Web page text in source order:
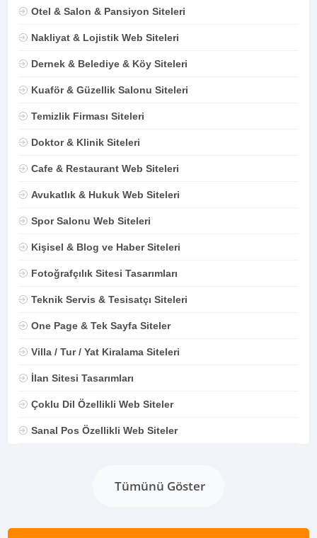
Otel & Salon & Pansiyon Siteleri
Nakliyat & Lojistik Web Siteleri
Dernek & Belediye & Köy Siteleri
Kuaför & Güzellik Salonu Siteleri
Temizlik Firması Siteleri
Doktor & Klinik Siteleri
Cafe & Restaurant Web Siteleri
Avukatlık & Hukuk Web Siteleri
Spor Salonu Web Siteleri
Kişisel & Blog ve Haber Siteleri
Fotoğrafçılık Sitesi Tasarımları
Teknik Servis & Tesisatçı Siteleri
One Page & Tek Sayfa Siteler
Villa / Tur / Yat Kiralama Siteleri
İlan Sitesi Tasarımları
Çoklu Dil Özellikli Web Siteler
Sanal Pos Özellikli Web Siteler
Tümünü Göster